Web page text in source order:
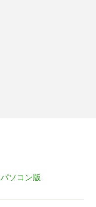
パソコン版